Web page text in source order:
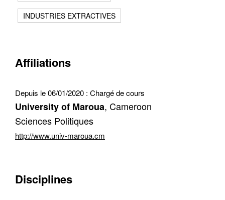
INDUSTRIES EXTRACTIVES
Affiliations
Depuis le 06/01/2020 : Chargé de cours
University of Maroua, Cameroon
Sciences Politiques
http://www.univ-maroua.cm
Disciplines
Récupération de l'adresse e-mail